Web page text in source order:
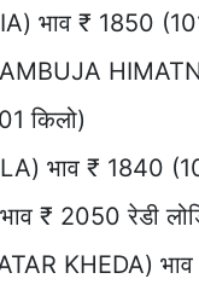
भाव ₹ 1850
AMBUJA
किलो)
भाव ₹ 1840
₹ 2050 रेडी
KHEDA)